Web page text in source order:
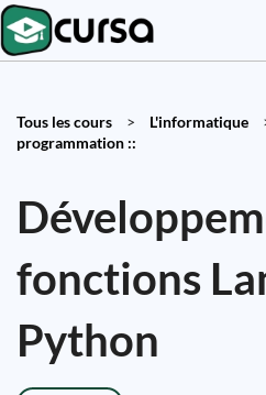
Tous les cours > L'informatique
programmation ::
fonctions
Python